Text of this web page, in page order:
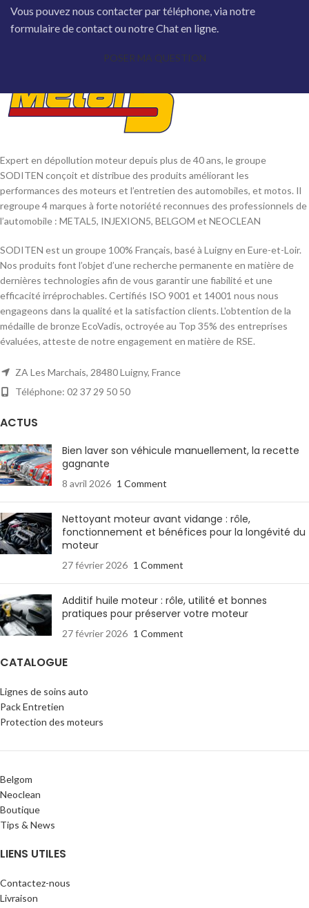
Vous pouvez nous contacter par téléphone, via notre
formulaire de contact ou notre Chat en ligne.
POSER MA QUESTION
Expert en dépollution moteur depuis plus de 40 ans, le groupe
SODITEN conçoit et distribue des produits améliorant les
performances des moteurs et l’entretien des automobiles, et motos. Il
regroupe 4 marques à forte notoriété reconnues des professionnels de
l’automobile : METAL5, INJEXION5, BELGOM et NEOCLEAN
SODITEN est un groupe 100% Français, basé à Luigny en Eure-et-Loir.
Nos produits font l’objet d’une recherche permanente en matière de
dernières technologies afin de vous garantir une fiabilité et une
efficacité irréprochables. Certifiés ISO 9001 et 14001 nous nous
engageons dans la qualité et la satisfaction clients. L'obtention de la
médaille de bronze EcoVadis, octroyée au Top 35% des entreprises
évaluées, atteste de notre engagement en matière de RSE.
ZA Les Marchais, 28480 Luigny, France
Téléphone: 02 37 29 50 50
ACTUS
Bien laver son véhicule manuellement, la recette
gagnante
8 avril 2026 1 Comment
Nettoyant moteur avant vidange : rôle,
fonctionnement et bénéfices pour la longévité du
moteur
27 février 2026 1 Comment
Additif huile moteur : rôle, utilité et bonnes
pratiques pour préserver votre moteur
27 février 2026 1 Comment
CATALOGUE
Lignes de soins auto
Pack Entretien
Protection des moteurs
Belgom
Neoclean
Boutique
Tips & News
LIENS UTILES
Contactez-nous
Livraison